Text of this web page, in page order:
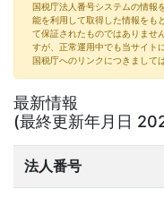
国税庁法人番号システムの情報
能を利用して取得した情報をも
て保証されたものではありませ
すが、正常運用中でも当サイト
国税庁へのリンクにつきまして
最新情報
(最終更新年月日
法人番号